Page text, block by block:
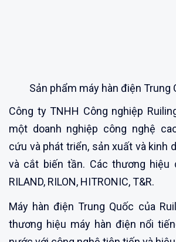
Sản phẩm máy hàn điện Trung
Công ty TNHH Công nghiệp
một doanh nghiệp công nghệ
cứu và phát triển, sản xuất và kinh
và cắt biến tần. Các thương hiệu
RILAND, RILON, HITRONIC, T&R.
Máy hàn điện Trung Quốc của
thương hiệu máy hàn điện nổi